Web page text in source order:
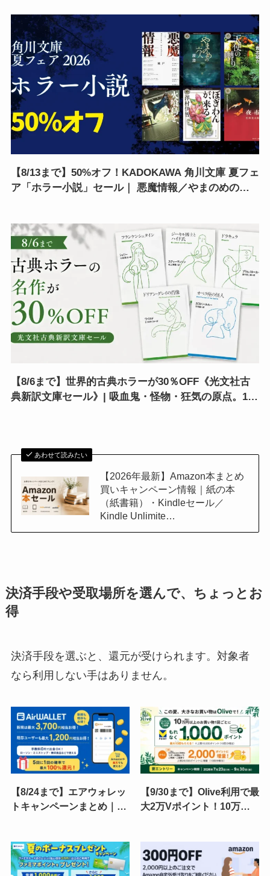
【8/13まで】50%オフ！KADOKAWA 角川文庫 夏フェ
ア「ホラー小説」セール｜ 悪魔情報／やまのめの六
【8/6まで】世界的古典ホラーが30％OFF《光文社古
典新訳文庫セール》| 吸血鬼・怪物・狂気の原点。100
あわせて読みたい
【2026年最新】Amazon本まとめ
買いキャンペーン情報｜紙の本
（紙書籍）・Kindleセール／
Kindle Unlimite…
決済手段や受取場所を選んで、ちょっとお
得
決済手段を選ぶと、還元が受けられます。対象者
なら利用しない手はありません。
【8/24まで】エアウォレッ
トキャンペーンまとめ｜新
100%還元も（Amazon・
楽天などでも使える）
【9/30まで】Olive利用で最
大2万Vポイント！10万円
特典2倍！